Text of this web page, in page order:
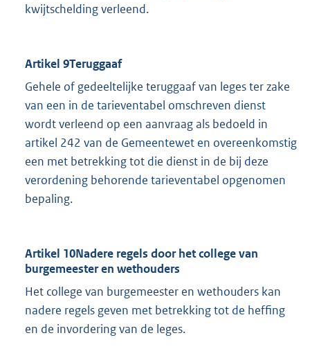
kwijtschelding verleend.
Artikel 9Teruggaaf
Gehele of gedeeltelijke teruggaaf van leges ter zake
van een in de tarieventabel omschreven dienst
wordt verleend op een aanvraag als bedoeld in
artikel 242 van de Gemeentewet en overeenkomstig
een met betrekking tot die dienst in de bij deze
verordening behorende tarieventabel opgenomen
bepaling.
Artikel 10Nadere regels door het college van
burgemeester en wethouders
Het college van burgemeester en wethouders kan
nadere regels geven met betrekking tot de heffing
en de invordering van de leges.